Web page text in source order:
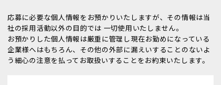
応募に必要な個人情報をお預かりいたしますが、その情報は当
社の採用活動以外の目的では 一切使用いたしません。
お預かりした個人情報は厳重に管理し現在お勤めになっている
企業様へはもちろん、その他の外部に漏えいすることのないよ
う細心の注意を払ってお取扱いすることをお約束いたします。